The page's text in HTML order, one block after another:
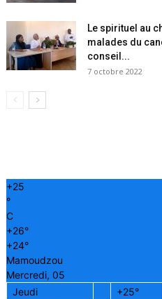
Le spirituel au
malades du
conseil...
7 octobre 2022
+25
°
C
+26°
+24°
Mamoudzou
Mercredi, 05
Jeudi
+25°